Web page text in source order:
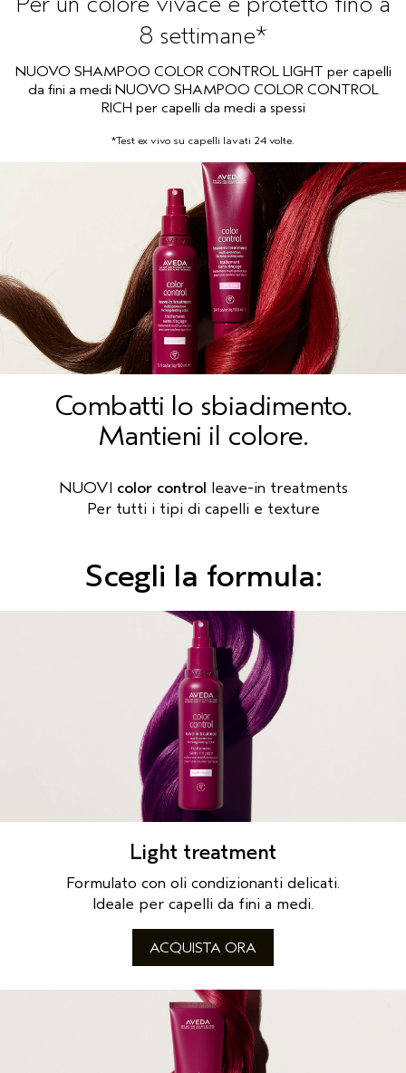
CUOIO CAPELLUTO SENSIBILE
PURE ABUNDANCE
TUTTE LE COLLEZIONI
8 settimane*
NUOVO SHAMPOO COLOR CONTROL LIGHT per capelli
da fini a medi NUOVO SHAMPOO COLOR CONTROL
RICH per capelli da medi a spessi
*Test ex vivo su capelli lavati 24 volte.
Combatti lo sbiadimento.
Mantieni il colore.
NUOVI color control leave-in treatments
Per tutti i tipi di capelli e texture
Scegli la formula:
Light treatment
Formulato con oli condizionanti delicati.
Ideale per capelli da fini a medi.
ACQUISTA ORA